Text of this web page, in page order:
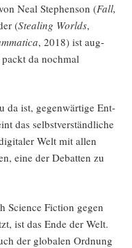
Neal Ste­phen­son (Fall,
(Ste­al­ing Worlds,
, 2018) ist aug­
da noch­mal
da ist, gegen­wär­ti­ge Ent­
das selbst­ver­ständ­li­che
Welt mit allen
eine der Debat­ten zu
Sci­ence Fic­tion gegen
ist das Ende der Welt.
der glo­ba­len Ord­nung